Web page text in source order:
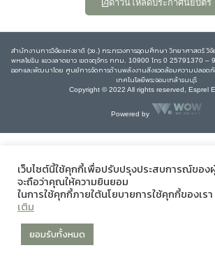
ดาวน์โหลดประกาศนียบัตร
สำนักงานการวิจัยแห่งชาติ (วช.) กระทรวงการอุดมศึกษา วิทยาศาสตร์ วิ
พหลโยธิน แขวงลาดยาว เขตจตุจักร กทม. 10900 โทร 0 25791370 –
ออกและพัฒนาโดย ศูนย์การจัดการด้านพลังงานสิ่งแวดล้อมความปลอดภั
เทคโนโลยีพระจอมเกล้าธนบุรี
Copyright © 2022 All rights reserved, Esprel
Powered by
เว็บไซต์นี้ใช้คุกกี้เพื่อปรับปรุงประสบการณ์ของ
จะถือว่าคุณให้ความยินยอม
ในการใช้คุกกี้ภายใต้นโยบายการใช้คุกกี้ของเรา
เติม
ยอมรับทั้งหมด